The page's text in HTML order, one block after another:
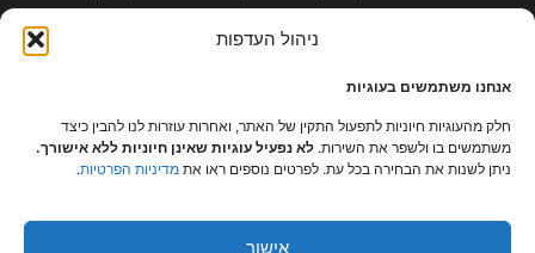
ניהול העדפות
אנחנו משתמשים בעוגיות
חלק מהעוגיות חיוניות לתפעול התקין של האתר, ואחרות עוזרות לנו להבין כיצד
משתמשים בו ולשפר את השירות. לא נפעיל עוגיות שאינן חיוניות ללא אישורך.
ניתן לשנות את הבחירה בכל עת. לפרטים נוספים ראו את מדיניות הפרטיות.
אישור
פרטיות